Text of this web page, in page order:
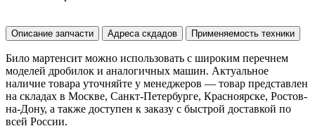
Описание запчасти Адреса скдадов Применяемость техники
Било мартенсит можно использовать с широким перечнем
моделей дробилок и аналогичных машин. Актуальное
наличие товара уточняйте у менеджеров — товар представлен
на складах в Москве, Санкт-Петербурге, Красноярске, Ростов-
на-Дону, а также доступен к заказу с быстрой доставкой по
всей России.